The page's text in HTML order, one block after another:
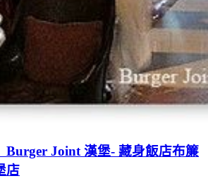
Burger Joint 漢堡- 藏身飯店布簾
店